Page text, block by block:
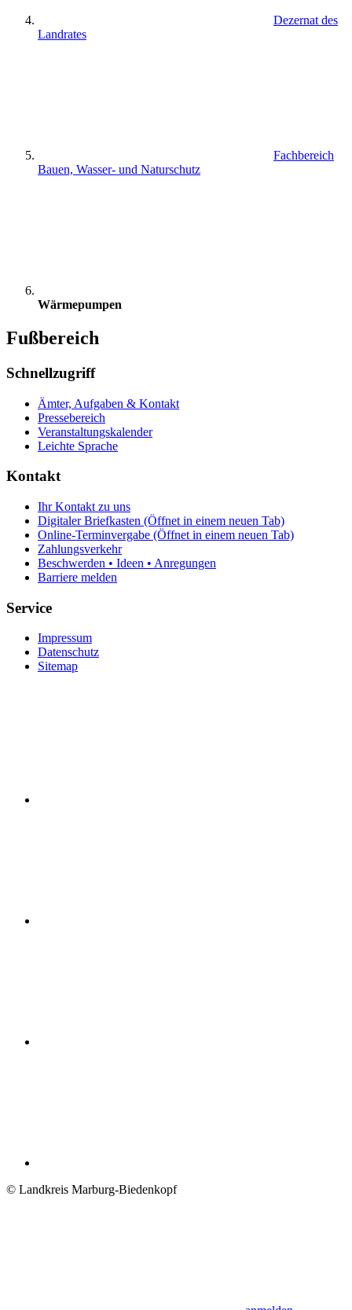
Dezernat des
Landrates
Fachbereich
Bauen, Wasser- und Naturschutz
Wärmepumpen
Fußbereich
Schnellzugriff
Ämter, Aufgaben & Kontakt
Pressebereich
Veranstaltungskalender
Leichte Sprache
Kontakt
Ihr Kontakt zu uns
Digitaler Briefkasten (Öffnet in einem neuen Tab)
Online-Terminvergabe (Öffnet in einem neuen Tab)
Zahlungsverkehr
Beschwerden • Ideen • Anregungen
Barriere melden
Service
Impressum
Datenschutz
Sitemap
© Landkreis Marburg-Biedenkopf